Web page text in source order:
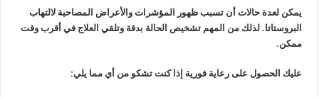
يمكن لعدة حالات أن تسبب ظهور المؤشرات والأعراض المصاحبة لالتهاب
البروستاتا. لذلك من المهم تشخيص الحالة بدقة وتلقي العلاج في أقرب وقت
ممكن.
عليك الحصول على رعاية فورية إذا كنت تشكو من أي مما يلي: